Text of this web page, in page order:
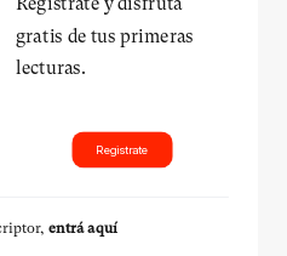
gratis de tus primeras
lecturas.
Registrate
entrá aquí